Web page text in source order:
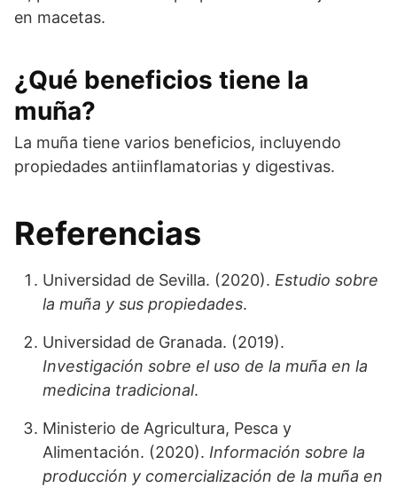
en macetas.
¿Qué beneficios tiene la
muña?
La muña tiene varios beneficios, incluyendo
propiedades antiinflamatorias y digestivas.
Referencias
Universidad de Sevilla. (2020). Estudio sobre
la muña y sus propiedades.
Universidad de Granada. (2019).
Investigación sobre el uso de la muña en la
medicina tradicional.
Ministerio de Agricultura, Pesca y
Alimentación. (2020). Información sobre la
producción y comercialización de la muña en